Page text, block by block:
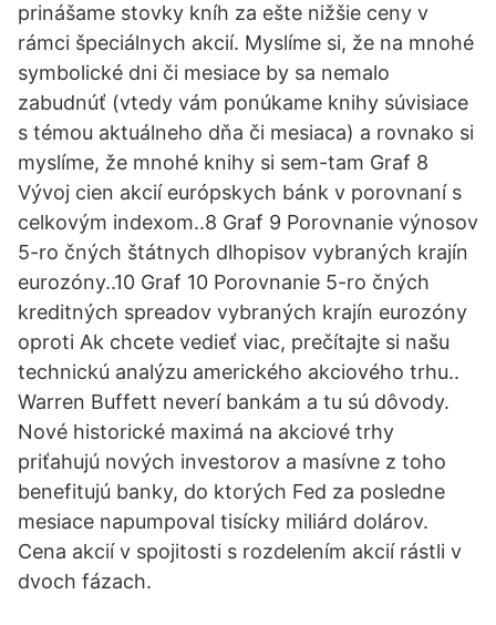
prinášame stovky kníh za ešte nižšie ceny v
rámci špeciálnych akcií. Myslíme si, že na mnohé
symbolické dni či mesiace by sa nemalo
zabudnúť (vtedy vám ponúkame knihy súvisiace
s témou aktuálneho dňa či mesiaca) a rovnako si
myslíme, že mnohé knihy si sem-tam Graf 8
Vývoj cien akcií európskych bánk v porovnaní s
celkovým indexom..8 Graf 9 Porovnanie výnosov
5-ro čných štátnych dlhopisov vybraných krajín
eurozóny..10 Graf 10 Porovnanie 5-ro čných
kreditných spreadov vybraných krajín eurozóny
oproti Ak chcete vedieť viac, prečítajte si našu
technickú analýzu amerického akciového trhu..
Warren Buffett neverí bankám a tu sú dôvody.
Nové historické maximá na akciové trhy
priťahujú nových investorov a masívne z toho
benefitujú banky, do ktorých Fed za posledne
mesiace napumpoval tisícky miliárd dolárov.
Cena akcií v spojitosti s rozdelením akcií rástli v
dvoch fázach.